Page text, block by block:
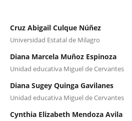
Cruz Abigail Culque Núñez
Universidad Estatal de Milagro
Diana Marcela Muñoz Espinoza
Unidad educativa Miguel de Cervantes
Diana Sugey Quinga Gavilanes
Unidad educativa Miguel de Cervantes
Cynthia Elizabeth Mendoza Avila